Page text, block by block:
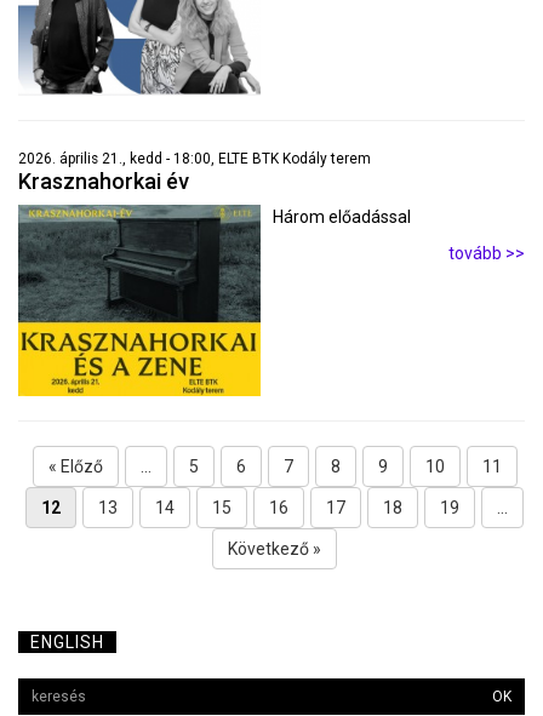
2026. április 21., kedd - 18:00, ELTE BTK Kodály terem
Krasznahorkai év
Három előadással
tovább >>
« Előző 5 6 7 8 9 10 11
12 13 14 15 16 17 18 19
Következő »
ENGLISH
OK